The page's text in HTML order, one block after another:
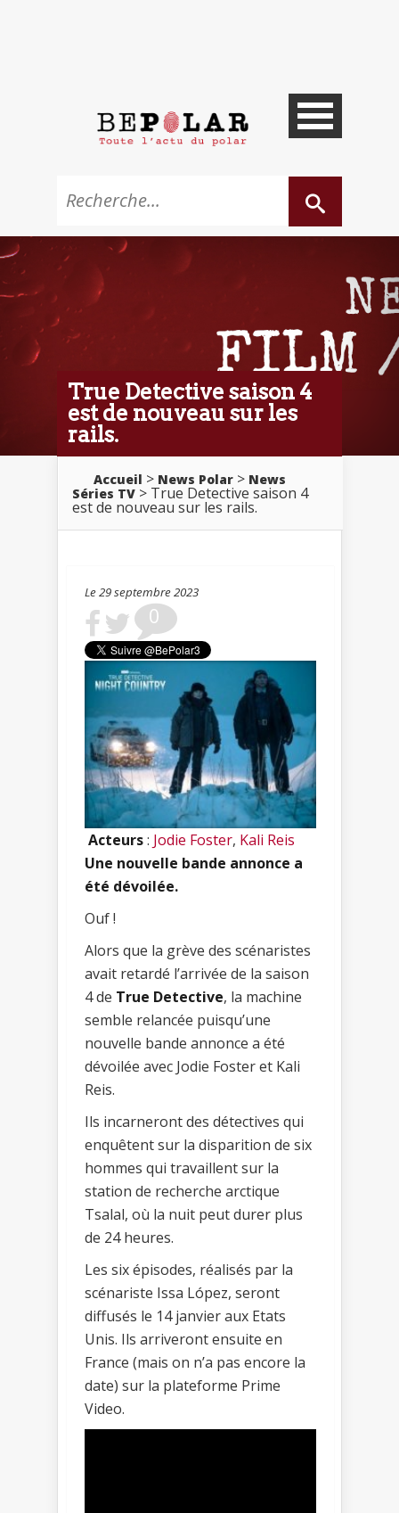
True Detective saison 4
est de nouveau sur les
rails.
Accueil > News Polar > News
Séries TV > True Detective saison 4
est de nouveau sur les rails.
Le 29 septembre 2023
0
Acteurs: Jodie Foster, Kali Reis
Une nouvelle bande annonce a
été dévoilée.
Ouf !
Alors que la grève des scénaristes
avait retardé l’arrivée de la saison
4 de True Detective, la machine
semble relancée puisqu’une
nouvelle bande annonce a été
dévoilée avec Jodie Foster et Kali
Reis.
Ils incarneront des détectives qui
enquêtent sur la disparition de six
hommes qui travaillent sur la
station de recherche arctique
Tsalal, où la nuit peut durer plus
de 24 heures.
Les six épisodes, réalisés par la
scénariste Issa López, seront
diffusés le 14 janvier aux Etats
Unis. Ils arriveront ensuite en
France (mais on n’a pas encore la
date) sur la plateforme Prime
Video.